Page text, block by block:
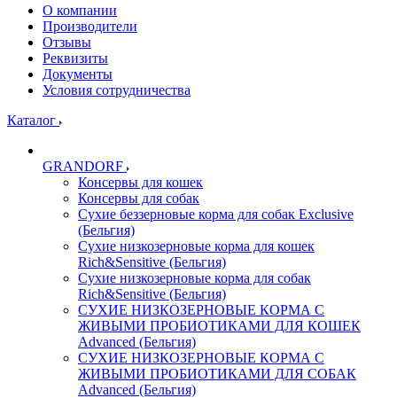
О компании
Производители
Отзывы
Реквизиты
Документы
Условия сотрудничества
Каталог
GRANDORF
Консервы для кошек
Консервы для собак
Сухие беззерновые корма для собак Exclusive
(Бельгия)
Сухие низкозерновые корма для кошек
Rich&Sensitive (Бельгия)
Сухие низкозерновые корма для собак
Rich&Sensitive (Бельгия)
СУХИЕ НИЗКОЗЕРНОВЫЕ КОРМА С
ЖИВЫМИ ПРОБИОТИКАМИ ДЛЯ КОШЕК
Advanced (Бельгия)
СУХИЕ НИЗКОЗЕРНОВЫЕ КОРМА С
ЖИВЫМИ ПРОБИОТИКАМИ ДЛЯ СОБАК
Advanced (Бельгия)